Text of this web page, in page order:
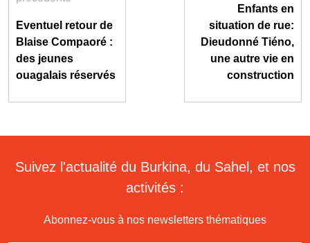
Eventuel retour de
Blaise Compaoré :
des jeunes
ouagalais réservés
Enfants en
situation de rue:
Dieudonné Tiéno,
une autre vie en
construction
Suivez l'actualité du Burkina, du Sahel, et nos
activités :
Abonnez-vous à nos newsletters thématiques